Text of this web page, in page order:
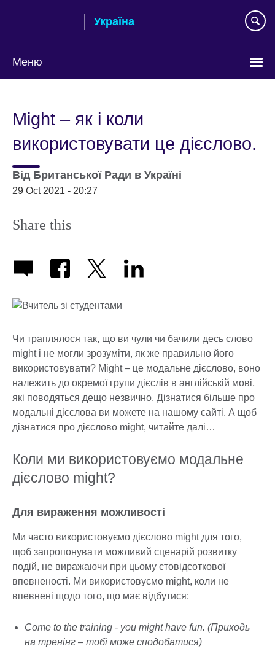
Україна
Меню
language
Might – як і коли
використовувати це дієслово.
Від Британської Ради в Україні
29 Oct 2021 - 20:27
Share this
Чи траплялося так, що ви чули чи бачили десь слово
might і не могли зрозуміти, як же правильно його
використовувати? Might – це модальне дієслово, воно
належить до окремої групи дієслів в англійській мові,
які поводяться дещо незвично. Дізнатися більше про
модальні дієслова ви можете на нашому сайті. А щоб
дізнатися про дієслово might, читайте далі…
Коли ми використовуємо модальне
дієслово might?
Для вираження можливості
Ми часто використовуємо дієслово might для того,
щоб запропонувати можливий сценарій розвитку
подій, не виражаючи при цьому стовідсоткової
впевненості. Ми використовуємо might, коли не
впевнені щодо того, що має відбутися:
Come to the training - you might have fun. (Приходь
на тренінг – тобі може сподобатися)